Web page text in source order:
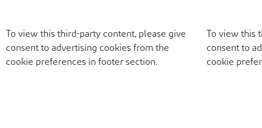
To view this third-party content, please give
consent to advertising cookies from the
cookie preferences in footer section.
To view this
consent to
cookie